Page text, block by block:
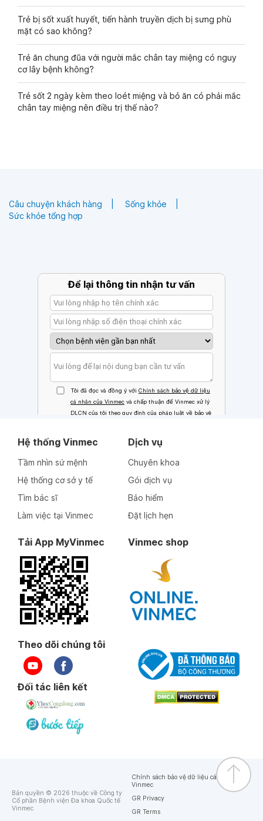
Trẻ bị sốt xuất huyết, tiến hành truyền dịch bị sưng phù
mặt có sao không?
Trẻ ăn chung đũa với người mắc chân tay miệng có nguy
cơ lây bệnh không?
Trẻ sốt 2 ngày kèm theo loét miệng và bỏ ăn có phải mắc
chân tay miệng nên điều trị thế nào?
Câu chuyện khách hàng
Sống khỏe
Sức khỏe tổng hợp
Hệ thống Vinmec
Tầm nhìn sứ mệnh
Hệ thống cơ sở y tế
Tìm bác sĩ
Làm việc tại Vinmec
Dịch vụ
Chuyên khoa
Gói dịch vụ
Bảo hiểm
Đặt lịch hẹn
Tải App MyVinmec Vinmec shop
Theo dõi chúng tôi
Đối tác liên kết
Bản quyền © 2026 thuộc về Công ty
Cổ phần Bệnh viện Đa khoa Quốc tế
Vinmec
Chính sách bảo vệ dữ liệu cá nhân của
Vinmec
GR Privacy
GR Terms